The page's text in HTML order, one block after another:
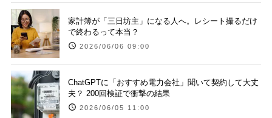
家計簿が「三日坊主」になる人へ。レシート撮るだけ
で終わるって本当？
2026/06/06 09:00
ChatGPTに「おすすめ電力会社」聞いて契約して大丈
夫？ 200回検証で衝撃の結果
2026/06/05 11:00